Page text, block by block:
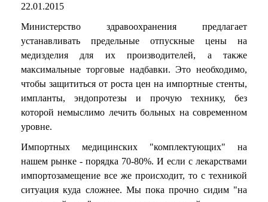
22.01.2015
Министерство здравоохранения предлагает
устанавливать предельные отпускные цены на
медизделия для их производителей, а также
максимальные торговые надбавки. Это необходимо,
чтобы защититься от роста цен на импортные стенты,
импланты, эндопротезы и прочую технику, без
которой немыслимо лечить больных на современном
уровне.
Импортных медицинских "комплектующих" на
нашем рынке - порядка 70-80%. И если с лекарствами
импортозамещение все же происходит, то с техникой
ситуация куда сложнее. Мы пока прочно сидим "на